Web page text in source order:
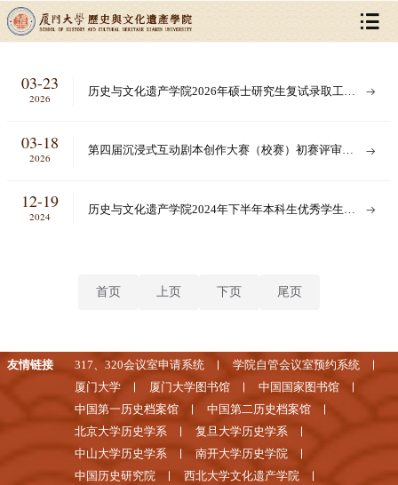
03-23
2026
历史与文化遗产学院2026年硕士研究生复试录取工作
03-18
2026
第四届沉浸式互动剧本创作大赛（校赛）初赛评审结
12-19
2024
历史与文化遗产学院2024年下半年本科生优秀学生奖
首页 上页 下页 尾页
友情链接 317、320会议室申请系统
学院自管会议室预约系统
厦门大学
厦门大学图书馆
中国国家图书馆
中国第一历史档案馆
中国第二历史档案馆
北京大学历史学系
复旦大学历史学系
中山大学历史学系
南开大学历史学院
中国历史研究院
西北大学文化遗产学院